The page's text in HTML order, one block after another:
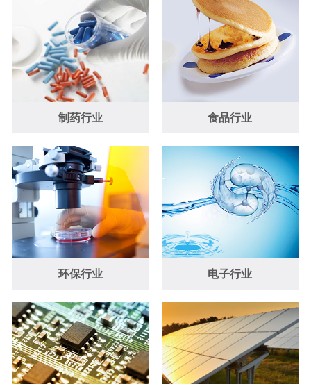
制药行业 食品行业
环保行业 电子行业